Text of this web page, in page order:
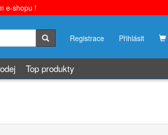
e-shopu !
Registrace Přihlásit
Top produkty